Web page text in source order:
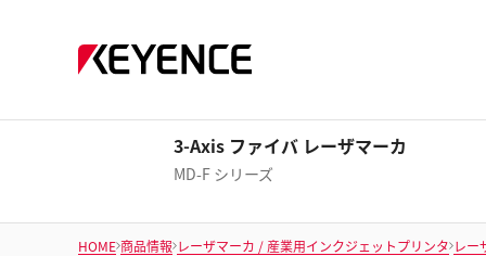
3-Axis ファイバ レーザマーカ
MD-F シリーズ
HOME 商品情報 レーザマーカ / 産業用インクジェットプリンタ レー